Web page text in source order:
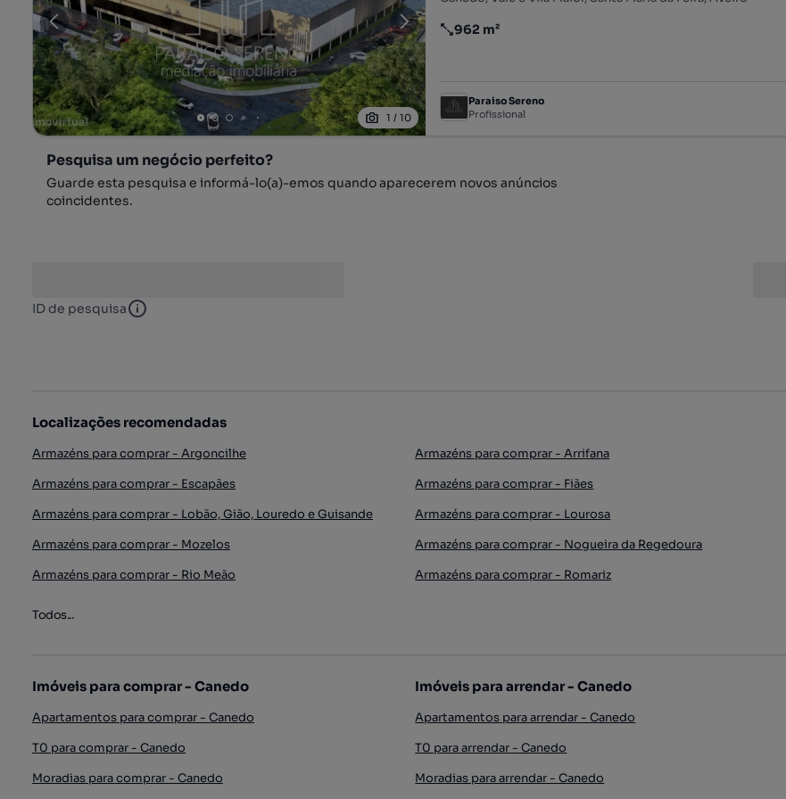
1 /10
Preço por metro quadrado
962 m²
Paraiso Sereno
Profissional
Pesquisa um negócio perfeito?
Guarde esta pesquisa e informá-lo(a)-emos quando aparecerem novos anúncios
coincidentes.
ID de pesquisa ID de pesquisa
Localizações recomendadas
Armazéns para comprar - Argoncilhe Armazéns para comprar - Arrifana
Armazéns para comprar - Escapães
Armazéns para comprar - Fiães
Armazéns para comprar - Lobão, Gião, Louredo e Guisande
Armazéns para comprar - Lourosa
Armazéns para comprar - Mozelos
Armazéns para comprar - Nogueira da Regedoura
Armazéns para comprar - Rio Meão
Armazéns para comprar - Romariz
Todos...
Imóveis para comprar - Canedo
Apartamentos para comprar - Canedo
T0 para comprar - Canedo
Moradias para comprar - Canedo
Imóveis para arrendar - Canedo
Apartamentos para arrendar - Canedo
T0 para arrendar - Canedo
Moradias para arrendar - Canedo